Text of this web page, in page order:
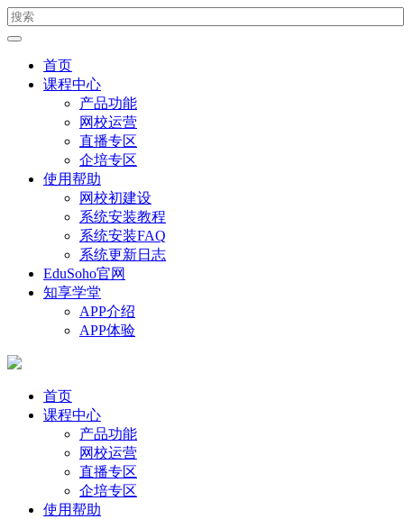
首页
课程中心
产品功能
网校运营
直播专区
企培专区
使用帮助
网校初建设
系统安装教程
系统安装FAQ
系统更新日志
EduSoho官网
知享学堂
APP介绍
APP体验
首页
课程中心
产品功能
网校运营
直播专区
企培专区
使用帮助